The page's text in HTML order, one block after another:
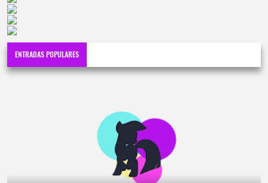
ENTRADAS POPULARES